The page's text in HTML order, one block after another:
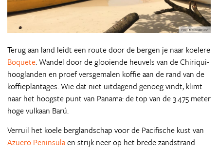
Terug aan land leidt een route door de bergen je naar koelere
Boquete. Wandel door de glooiende heuvels van de Chiriqui-
hooglanden en proef versgemalen koffie aan de rand van de
koffieplantages. Wie dat niet uitdagend genoeg vindt, klimt
naar het hoogste punt van Panama: de top van de 3.475 meter
hoge vulkaan Barú.
Verruil het koele berglandschap voor de Pacifische kust van
Azuero Peninsulaen strijk neer op het brede zandstrand